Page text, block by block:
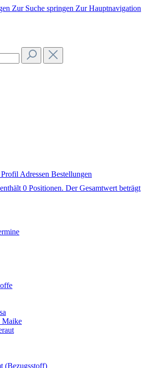
Zur Suche springen Zur Hauptnavigation
Profil Adressen Bestellungen
0 Positionen. Der Gesamtwert beträgt
Maike
(Bezugsstoff)